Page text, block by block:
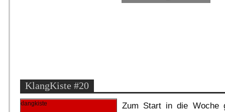
KlangKiste #20
Zum Start in die Woche